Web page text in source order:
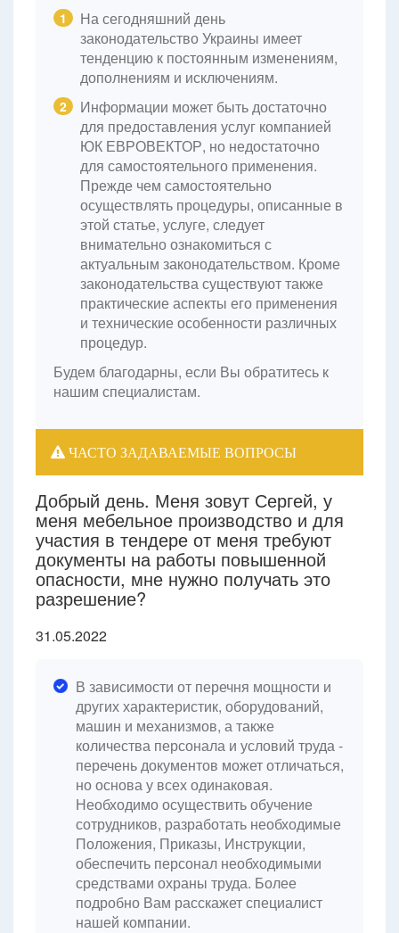
1
На сегодняшний день
законодательство Украины имеет
тенденцию к постоянным изменениям,
дополнениям и исключениям.
2
Информации может быть достаточно
для предоставления услуг компанией
ЮК ЕВРОВЕКТОР, но недостаточно
для самостоятельного применения.
Прежде чем самостоятельно
осуществлять процедуры, описанные в
этой статье, услуге, следует
внимательно ознакомиться с
актуальным законодательством. Кроме
законодательства существуют также
практические аспекты его применения
и технические особенности различных
процедур.
Будем благодарны, если Вы обратитесь к
нашим специалистам.
ЧАСТО ЗАДАВАЕМЫЕ ВОПРОСЫ
Добрый день. Меня зовут Сергей, у
меня мебельное производство и для
участия в тендере от меня требуют
документы на работы повышенной
опасности, мне нужно получать это
разрешение?
31.05.2022
В зависимости от перечня мощности и
других характеристик, оборудований,
машин и механизмов, а также
количества персонала и условий труда -
перечень документов может отличаться,
но основа у всех одинаковая.
Необходимо осуществить обучение
сотрудников, разработать необходимые
Положения, Приказы, Инструкции,
обеспечить персонал необходимыми
средствами охраны труда. Более
подробно Вам расскажет специалист
нашей компании.